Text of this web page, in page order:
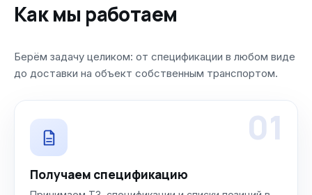
Как мы работаем
Берём задачу целиком: от спецификации в любом виде
до доставки на объект собственным транспортом.
01
Получаем спецификацию